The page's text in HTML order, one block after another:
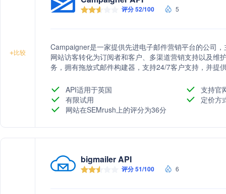
+比较
评分 52/100 5
Campaigner是一家提供先进电子邮件营销平台的公司
网站访客转化为订阅者和客户、多渠道营销支持以及维
务，拥有拖放式邮件构建器，支持24/7客户支持，并提
API适用于英国
支持官
有限试用
定价方
网站在SEMrush上的评分为36分
bigmailer API
评分 51/100 6